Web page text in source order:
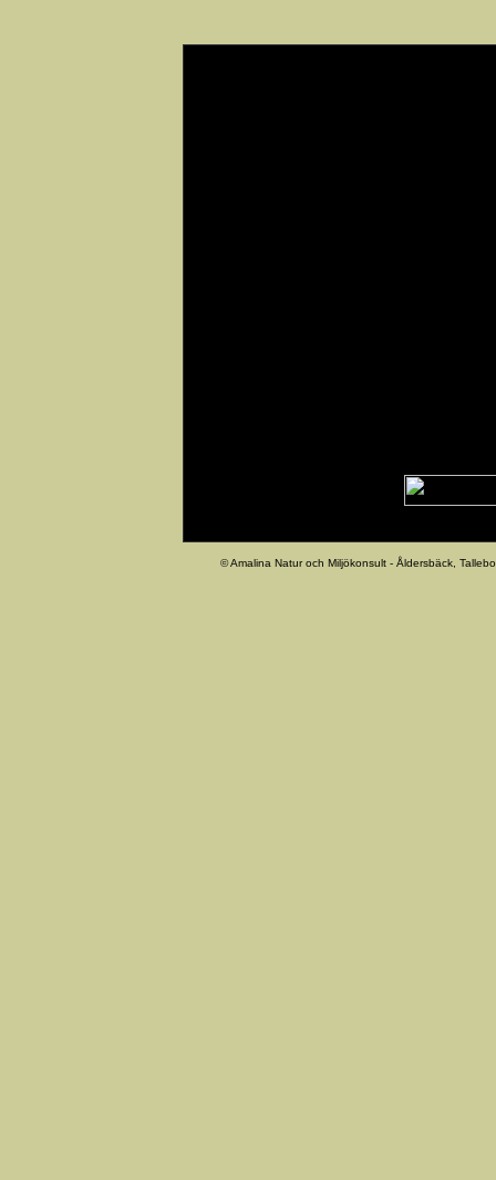
© Amalina Natur och Miljökonsult - Åldersbäck,